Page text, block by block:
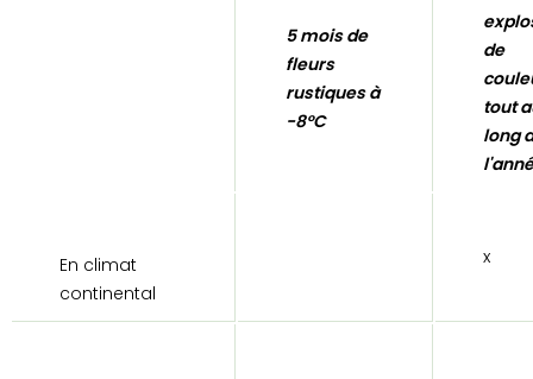
5 mois de
fleurs
rustiques à
-8°C
de
tout
long
En climat
continental
x